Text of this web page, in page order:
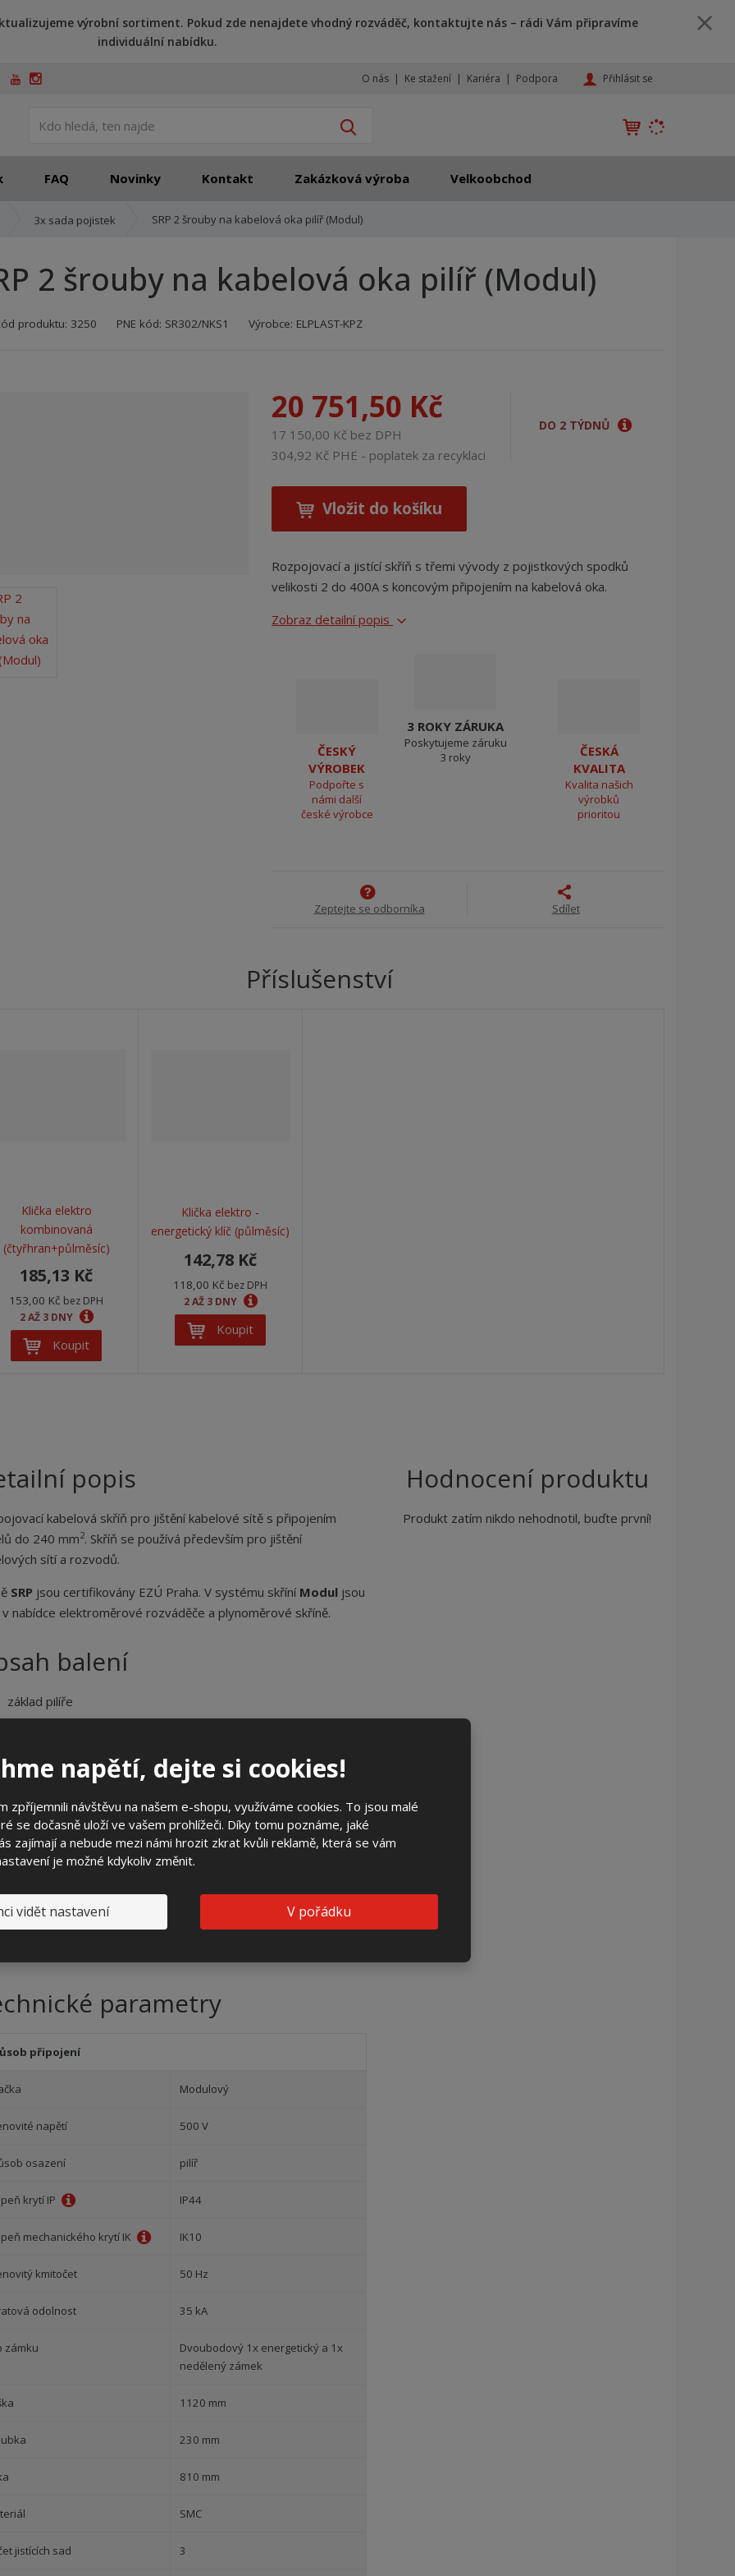
napětí, dejte si cookies!
zpříjemnili návštěvu na našem e-shopu, využíváme cookies. To jsou malé
se dočasně uloží ve vašem prohlížeči. Díky tomu poznáme, jaké
zajímají a nebude mezi námi hrozit zkrat kvůli reklamě, která se vám
je možné kdykoliv změnit.
vidět nastavení V pořádku
výrobní sortiment. Pokud zde nenajdete vhodný rozváděč, kontaktujte nás – rádi Vám připravíme
individuální nabídku.
O nás Ke stažení Kariéra Podpora Přihlásit se
l
t
e
FAQ Novinky Kontakt Zakázková výroba Velkoobchod
3x sada pojistek SRP 2 šrouby na kabelová oka pilíř (Modul)
2 šrouby na kabelová oka pilíř (Modul)
produktu: 3250 PNE kód: SR302/NKS1 Kód výrobce: 8595208601859
Kód dodavatele:8595208601859
Výrobce: ELPLAST-KPZ
20 751,50 Kč
17 150,00 Kč bez DPH
304,92 Kč PHE - poplatek za recyklaci
DO 2 TÝDNŮ
Vložit do košíku
Rozpojovací a jistící skříň s třemi vývody z pojistkových spodků
velikosti 2 do 400A s koncovým připojením na kabelová oka.
Zobraz detailní popis
ČESKÝ
VÝROBEK
Podpořte s
námi další
české výrobce
3 ROKY ZÁRUKA
Poskytujeme záruku
3 roky
ČESKÁ
KVALITA
Kvalita našich
výrobků
prioritou
Zeptejte se odborníka Sdílet
Příslušenství
Klička elektro
kombinovaná
(čtyřhran+půlměsíc)
185,13 Kč
153,00 Kč bez DPH
2 AŽ 3 DNY
Koupit
Klička elektro -
energetický klíč (půlměsíc)
142,78 Kč
118,00 Kč bez DPH
2 AŽ 3 DNY
Koupit
popis
kabelová skříň pro jištění kabelové sítě s připojením
do 240 mm2. Skříň se používá především pro jištění
sítí a rozvodů.
SRP jsou certifikovány EZÚ Praha. V systému skříní Modul jsou
nabídce elektroměrové rozváděče a plynoměrové skříně.
balení
základ pilíře
body
jednoduché osazení bez zednických prací
pro jištění a rozpojování kabelové sítě
robustní pevný kompozitní skelet z SMC
bezúdržbovost
kvalitní pojistkové spodky
stejný design i u elektroměrových rozvaděčů a plynoměrových
skříní
parametry
připojení
Modulový
napětí 500 V
osazení pilíř
krytí IP IP44
mechanického krytí IK IK10
kmitočet 50 Hz
odolnost 35 kA
zámku
Dvoubodový 1x energetický a 1x
nedělený zámek
1120 mm
230 mm
810 mm
SMC
jistících sad 3
Hodnocení produktu
Produkt zatím nikdo nehodnotil, buďte první!